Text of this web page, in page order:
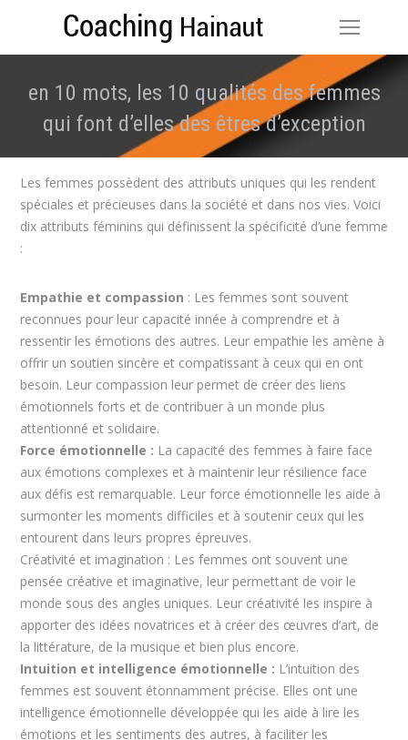
en 10 mots, les 10 qualités des femmes
qui font d’elles des êtres d’exception
Vous êtes ici :
Les femmes possèdent des attributs uniques qui les rendent
spéciales et précieuses dans la société et dans nos vies. Voici
dix attributs féminins qui définissent la spécificité d’une femme
:
Empathie et compassion : Les femmes sont souvent
reconnues pour leur capacité innée à comprendre et à
ressentir les émotions des autres. Leur empathie les amène à
offrir un soutien sincère et compatissant à ceux qui en ont
besoin. Leur compassion leur permet de créer des liens
émotionnels forts et de contribuer à un monde plus
attentionné et solidaire.
Force émotionnelle : La capacité des femmes à faire face
aux émotions complexes et à maintenir leur résilience face
aux défis est remarquable. Leur force émotionnelle les aide à
surmonter les moments difficiles et à soutenir ceux qui les
entourent dans leurs propres épreuves.
Créativité et imagination : Les femmes ont souvent une
pensée créative et imaginative, leur permettant de voir le
monde sous des angles uniques. Leur créativité les inspire à
apporter des idées novatrices et à créer des œuvres d’art, de
la littérature, de la musique et bien plus encore.
Intuition et intelligence émotionnelle : L’intuition des
femmes est souvent étonnamment précise. Elles ont une
intelligence émotionnelle développée qui les aide à lire les
émotions et les sentiments des autres, à faciliter les